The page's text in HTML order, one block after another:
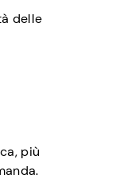
delle
più